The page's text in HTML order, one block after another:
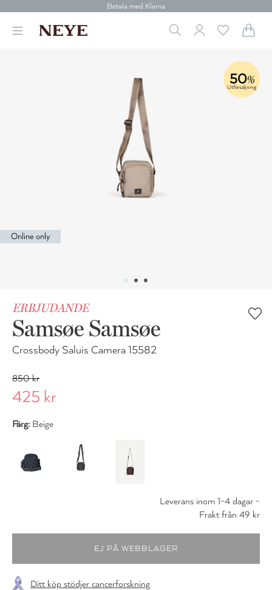
Betala med Klarna
Gratis frakt över 699 kr.
50%
Utförsäljning
Online only
ERBJUDANDE
Samsøe Samsøe
Crossbody Saluis Camera 15582
850 kr
425 kr
Färg: Beige
Leverans inom 1-4 dagar -
Frakt från 49 kr
Ditt köp stödjer cancerforskning